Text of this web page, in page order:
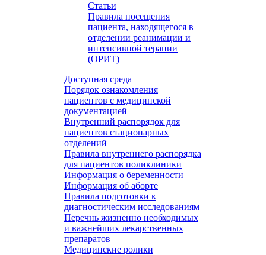
Статьи
Правила посещения
пациента, находящегося в
отделении реанимации и
интенсивной терапии
(ОРИТ)
Доступная среда
Порядок ознакомления
пациентов с медицинской
документацией
Внутренний распорядок для
пациентов стационарных
отделений
Правила внутреннего распорядка
для пациентов поликлиники
Информация о беременности
Информация об аборте
Правила подготовки к
диагностическим исследованиям
Перечнь жизненно необходимых
и важнейших лекарственных
препаратов
Медицинские ролики